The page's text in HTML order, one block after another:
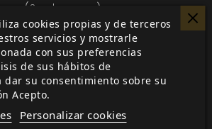
(Symbaroum)
lista roja
cookies propias y de terceros
servicios y mostrarle
con sus preferencias
de sus hábitos de
dar su consentimiento sobre su
Acepto.
Personalizar cookies